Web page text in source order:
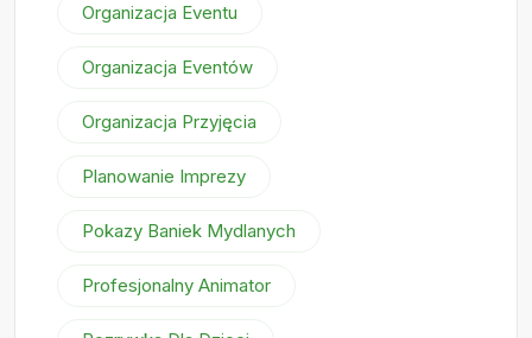
Organizacja Eventu
Organizacja Eventów
Organizacja Przyjęcia
Planowanie Imprezy
Pokazy Baniek Mydlanych
Profesjonalny Animator